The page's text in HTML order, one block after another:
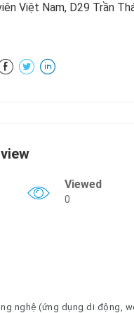
Việt Nam, D29 Trần
Viewed
0
nghệ (ứng dụng di động,